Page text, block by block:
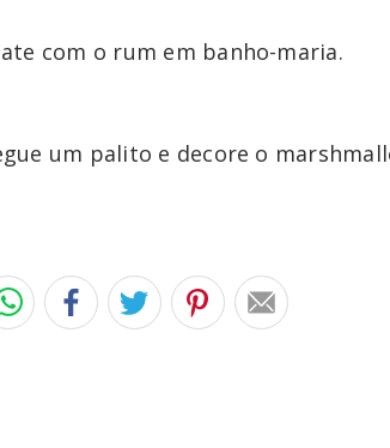
um palito e decore o